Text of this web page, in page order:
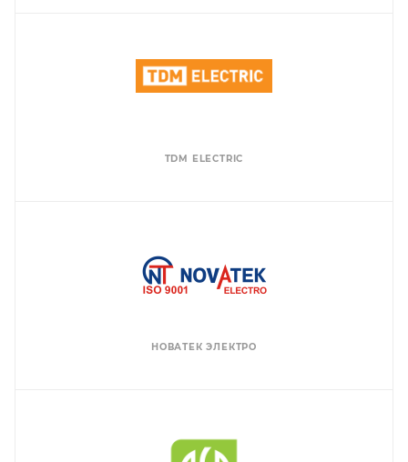
TDM ЕLECTRIC
НОВАТЕК ЭЛЕКТРО